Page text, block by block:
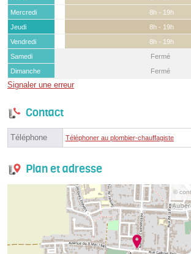
Mercredi
8h - 19h
Jeudi
8h - 19h
Vendredi
8h - 19h
Samedi
Fermé
Dimanche
Fermé
Signaler une erreur
Contact
Téléphone Téléphoner au plombier-chauffagiste
Plan et adresse
©